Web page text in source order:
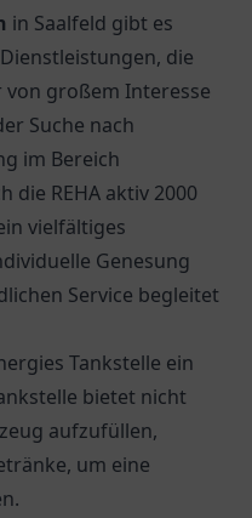
in Saalfeld gibt es
die
großem Interesse
Suche nach
im Bereich
die REHA aktiv 2000
vielfältiges
Genesung
Service begleitet
Tankstelle ein
bietet nicht
aufzufüllen,
um eine